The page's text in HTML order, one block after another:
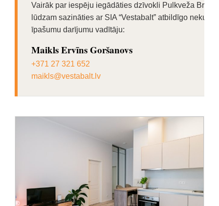
Vairāk par iespēju iegādāties dzīvokli Pulkveža
lūdzam sazināties ar SIA “Vestabalt” atbildīgo
īpašumu darījumu vadītāju:
Maikls Ervīns Goršanovs
+371 27 321 652
maikls@vestabalt.lv